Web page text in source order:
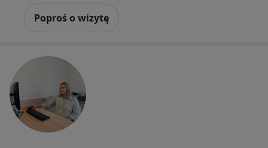
Poproś o wizytę